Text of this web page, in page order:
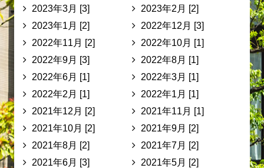
2023年3月 [3]
2023年2月 [2]
2023年1月 [2]
2022年12月 [3]
2022年11月 [2]
2022年10月 [1]
2022年9月 [3]
2022年8月 [1]
2022年6月 [1]
2022年3月 [1]
2022年2月 [1]
2022年1月 [1]
2021年12月 [2]
2021年11月 [1]
2021年10月 [2]
2021年9月 [2]
2021年8月 [2]
2021年7月 [2]
2021年6月 [3]
2021年5月 [2]